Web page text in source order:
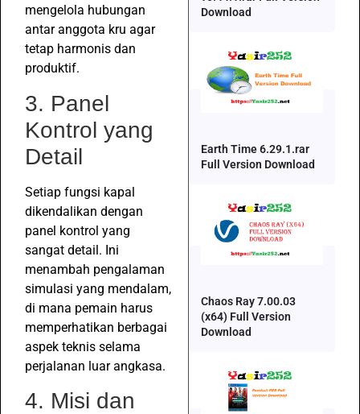
mengelola hubungan
antar anggota kru agar
tetap harmonis dan
produktif.
3. Panel
Kontrol yang
Detail
Setiap fungsi kapal
dikendalikan dengan
panel kontrol yang
sangat detail. Ini
menambah pengalaman
simulasi yang mendalam,
di mana pemain harus
memperhatikan berbagai
aspek teknis selama
perjalanan luar angkasa.
4. Misi dan
Download
Earth Time 6.29.1.rar
Full Version Download
Chaos Ray 7.00.03
(x64) Full Version
Download